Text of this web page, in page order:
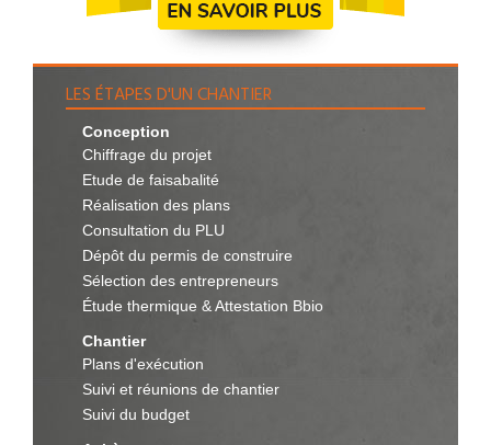
LES ÉTAPES D'UN CHANTIER
Conception
Chiffrage du projet
Etude de faisabalité
Réalisation des plans
Consultation du PLU
Dépôt du permis de construire
Sélection des entrepreneurs
Étude thermique & Attestation Bbio
Chantier
Plans d'exécution
Suivi et réunions de chantier
Suivi du budget